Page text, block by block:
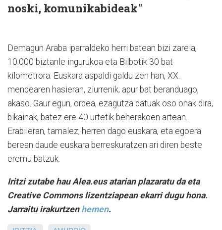
noski, komunikabideak"
Demagun Araba iparraldeko herri batean bizi zarela,
10.000 biztanle ingurukoa eta Bilbotik 30 bat
kilometrora. Euskara aspaldi galdu zen han, XX.
mendearen hasieran, ziurrenik; apur bat beranduago,
akaso. Gaur egun, ordea, ezagutza datuak oso onak dira,
bikainak, batez ere 40 urtetik beherakoen artean.
Erabileran, tamalez, herren dago euskara, eta egoera
berean daude euskara berreskuratzen ari diren beste
eremu batzuk.
Iritzi zutabe hau Alea.eus atarian plazaratu da eta
Creative Commons lizentziapean ekarri dugu hona.
Jarraitu irakurtzen hemen.